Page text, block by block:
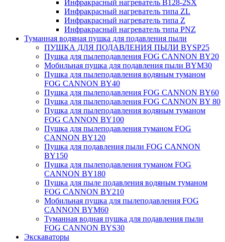
Инфракрасный нагреватель B128-2SX
Инфракрасный нагреватель типа ZL
Инфракрасный нагреватель типа Z
Инфракрасный нагреватель типа PNZ
Туманная водяная пушка для подавления пыли
ПУШКА ДЛЯ ПОДАВЛЕНИЯ ПЫЛИ BYSP25
Пушка для пылеподавления FOG CANNON BY20
Мобильная пушка для подавления пыли BYM30
Пушка для пылеподавления водяным туманом
FOG CANNON BY40
Пушка для пылеподавления FOG CANNON BY60
Пушка для пылеподавления FOG CANNON BY 80
Пушка для пылеподавления водяным туманом
FOG CANNON BY100
Пушка для пылеподавления туманом FOG
CANNON BY120
Пушка для подавления пыли FOG CANNON
BY150
Пушка для пылеподавления туманом FOG
CANNON BY180
Пушка для пыле подавления водяным туманом
FOG CANNON BY210
Мобильная пушка для пылеподавления FOG
CANNON BYM60
Туманная водная пушка для подавления пыли
FOG CANNON BYS30
Экскаваторы